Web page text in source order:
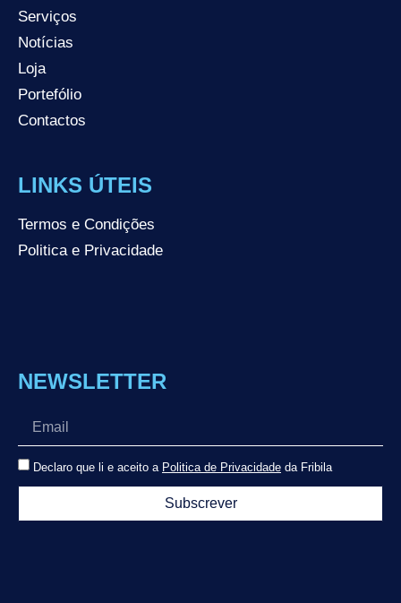
Serviços
Notícias
Loja
Portefólio
Contactos
LINKS ÚTEIS
Termos e Condições
Politica e Privacidade
NEWSLETTER
Declaro que li e aceito a Politica de Privacidade da Fribila
Subscrever